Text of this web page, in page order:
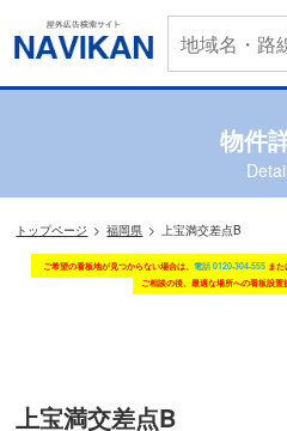
物件
Detail
トップページ 福岡県 上宝満交差点B
ご希望の看板地が見つからない場合は、 電話 0120-304-555 また
ご相談の後、最適な場所への看板設置
上宝満交差点B